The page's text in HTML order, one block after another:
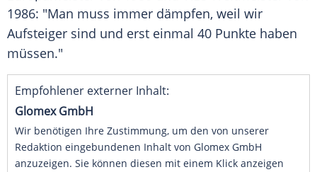
1986: "Man muss immer dämpfen, weil wir
Aufsteiger sind und erst einmal 40 Punkte haben
müssen."
Empfohlener externer Inhalt:
Glomex GmbH
Wir benötigen Ihre Zustimmung, um den von unserer
Redaktion eingebundenen Inhalt von Glomex GmbH
anzuzeigen. Sie können diesen mit einem Klick anzeigen